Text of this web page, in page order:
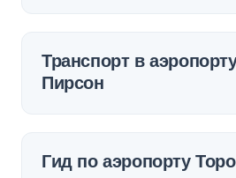
Транспорт в
Пирсон
Гид по аэропорту